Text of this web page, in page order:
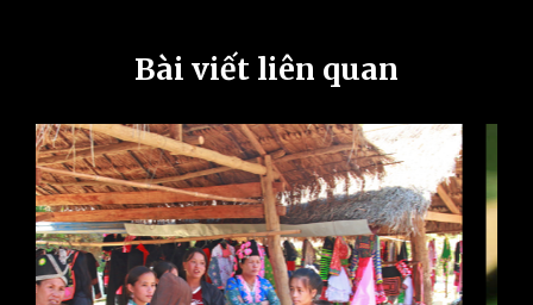
Bài viết liên quan